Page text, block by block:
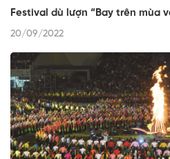
Festival dù lượn “Bay trên mùa
20/09/2022